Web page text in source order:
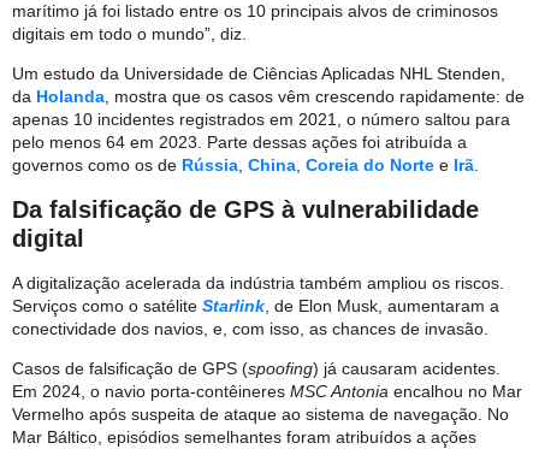
marítimo já foi listado entre os 10 principais alvos de criminosos
digitais em todo o mundo”, diz.
Um estudo da Universidade de Ciências Aplicadas NHL Stenden,
da Holanda, mostra que os casos vêm crescendo rapidamente: de
apenas 10 incidentes registrados em 2021, o número saltou para
pelo menos 64 em 2023. Parte dessas ações foi atribuída a
governos como os de Rússia, China, Coreia do Norte e Irã.
Da falsificação de GPS à vulnerabilidade
digital
A digitalização acelerada da indústria também ampliou os riscos.
Serviços como o satélite Starlink , de Elon Musk, aumentaram a
conectividade dos navios, e, com isso, as chances de invasão.
Casos de falsificação de GPS (spoofing) já causaram acidentes.
Em 2024, o navio porta-contêineres MSC Antonia encalhou no Mar
Vermelho após suspeita de ataque ao sistema de navegação. No
Mar Báltico, episódios semelhantes foram atribuídos a ações